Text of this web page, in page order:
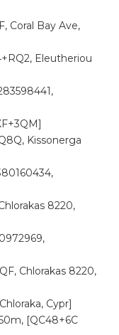
Coral Bay Ave,
Eleutheriou
Kissonerga
8220,
Chlorakas 8220,
Cypr]
[QC48+6C